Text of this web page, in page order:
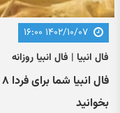
۱۴۰۲/۱۰/۰۷ ۱۶:۰۰
فال انبیا | فال انبیا روزانه
بخوانید